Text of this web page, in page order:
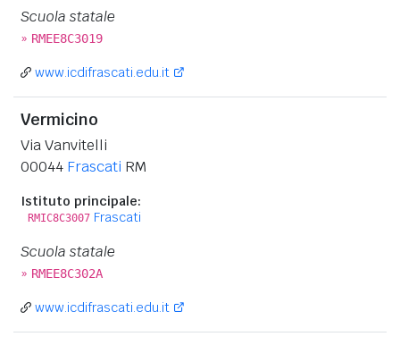
Scuola statale
» RMEE8C3019
www.icdifrascati.edu.it
Vermicino
Via Vanvitelli
00044 Frascati RM
Istituto principale:
RMIC8C3007 Frascati
Scuola statale
» RMEE8C302A
www.icdifrascati.edu.it